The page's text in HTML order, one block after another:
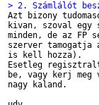
> 2. Számlálót
Azt bizony
kivan, szoval egy
minden, de az FP
szerver
is kell hozza).
Esetleg
be, vagy kerj meg
nagy kaland.